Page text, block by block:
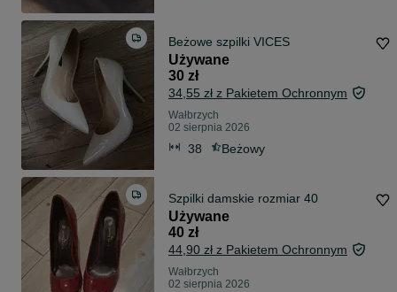
Beżowe szpilki VICES
Używane
30 zł
34,55 zł z Pakietem Ochronnym
Wałbrzych
02 sierpnia 2026
38 Beżowy
Szpilki damskie rozmiar 40
Używane
40 zł
44,90 zł z Pakietem Ochronnym
Wałbrzych
02 sierpnia 2026